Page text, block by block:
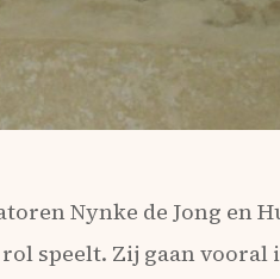
Nynke de Jong en
speelt. Zij gaan vooral